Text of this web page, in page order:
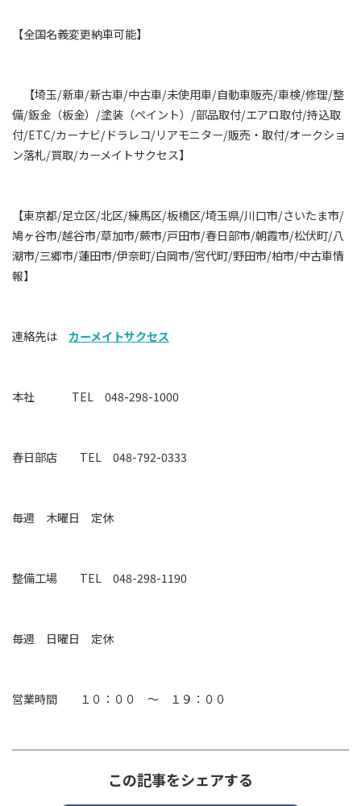
【全国名義変更納車可能】
【埼玉/新車/新古車/中古車/未使用車/自動車販売/車検/修理/整
備/鈑金（板金）/塗装（ペイント）/部品取付/エアロ取付/持込取
付/ETC/カーナビ/ドラレコ/リアモニター/販売・取付/オークショ
ン落札/買取/カーメイトサクセス】
【東京都/足立区/北区/練馬区/板橋区/埼玉県/川口市/さいたま市/
鳩ヶ谷市/越谷市/草加市/蕨市/戸田市/春日部市/朝霞市/松伏町/八
潮市/三郷市/蓮田市/伊奈町/白岡市/宮代町/野田市/柏市/中古車情
報】
連絡先は カーメイトサクセス
本社 TEL 048-298-1000
春日部店 TEL 048-792-0333
毎週 木曜日 定休
整備工場 TEL 048-298-1190
毎週 日曜日 定休
営業時間 １０：００ ～ １９：００
この記事をシェアする